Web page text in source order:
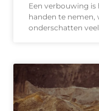
Een verbouwing
handen te nemen,
onderschatten